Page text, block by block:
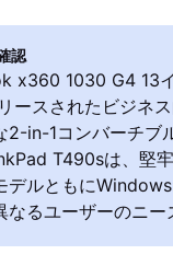
認
x360 1030 G4 13
ースされたビジネ
2-in-1コンバーチブ
T490sは、堅
デルともに
るユーザーのニー